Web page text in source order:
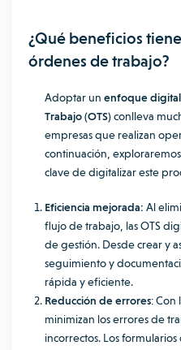
¿Qué beneficios
órdenes de trabajo?
Adoptar un enfoque
Trabajo (OTS)conlleva
empresas que realizan
continuación,
clave de digitalizar este
Eficiencia mejorada: Al
flujo de trabajo, las OTS
de gestión. Desde crear y
seguimiento y
rápida y eficiente.
Reducción de errores: Con
minimizan los errores de
incorrectos. Los